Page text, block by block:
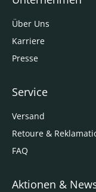
Über Uns
Karriere
Presse
Service
Versand
Retoure &
FAQ
Aktionen &